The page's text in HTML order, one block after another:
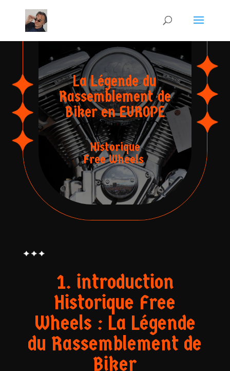
La Légende du
Rassemblement de
Biker en EUROPE
Historique
Free Wheels
1. introduction
Historique Free
Wheels : La Légende
du Rassemblement de
Biker